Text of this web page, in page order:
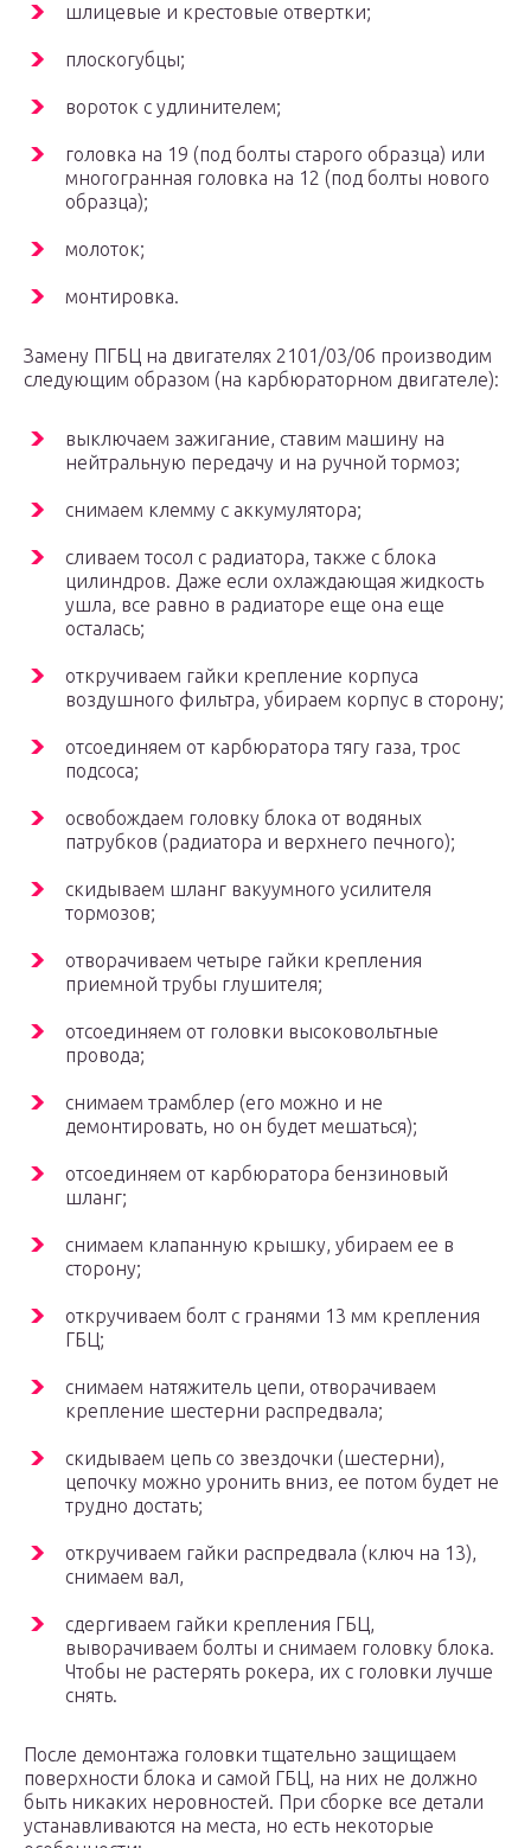
шлицевые и крестовые отвертки;
плоскогубцы;
вороток с удлинителем;
головка на 19 (под болты старого образца) или
многогранная головка на 12 (под болты нового
образца);
молоток;
монтировка.
Замену ПГБЦ на двигателях 2101/03/06 производим
следующим образом (на карбюраторном двигателе):
выключаем зажигание, ставим машину на
нейтральную передачу и на ручной тормоз;
снимаем клемму с аккумулятора;
сливаем тосол с радиатора, также с блока
цилиндров. Даже если охлаждающая жидкость
ушла, все равно в радиаторе еще она еще
осталась;
откручиваем гайки крепление корпуса
воздушного фильтра, убираем корпус в сторону;
отсоединяем от карбюратора тягу газа, трос
подсоса;
освобождаем головку блока от водяных
патрубков (радиатора и верхнего печного);
скидываем шланг вакуумного усилителя
тормозов;
отворачиваем четыре гайки крепления
приемной трубы глушителя;
отсоединяем от головки высоковольтные
провода;
снимаем трамблер (его можно и не
демонтировать, но он будет мешаться);
отсоединяем от карбюратора бензиновый
шланг;
снимаем клапанную крышку, убираем ее в
сторону;
откручиваем болт с гранями 13 мм крепления
ГБЦ;
снимаем натяжитель цепи, отворачиваем
крепление шестерни распредвала;
скидываем цепь со звездочки (шестерни),
цепочку можно уронить вниз, ее потом будет не
трудно достать;
откручиваем гайки распредвала (ключ на 13),
снимаем вал,
сдергиваем гайки крепления ГБЦ,
выворачиваем болты и снимаем головку блока.
Чтобы не растерять рокера, их с головки лучше
снять.
После демонтажа головки тщательно защищаем
поверхности блока и самой ГБЦ, на них не должно
быть никаких неровностей. При сборке все детали
устанавливаются на места, но есть некоторые